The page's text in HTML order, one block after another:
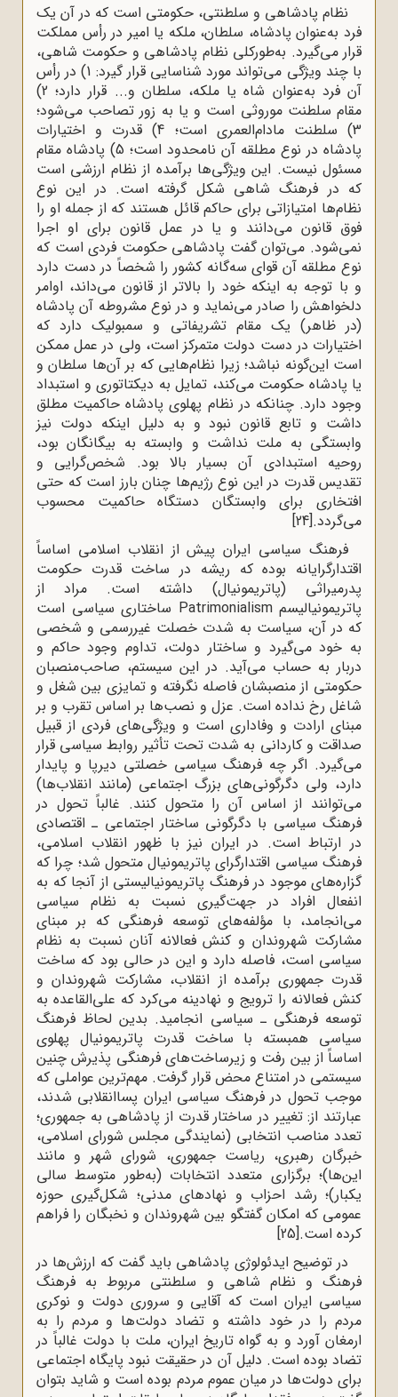
نظام پادشاهی و سلطنتی، حکومتی است که در آن یک
فرد به‌عنوان پادشاه، سلطان، ملکه یا امیر در رأس مملکت
قرار می‌گیرد. به‌طورکلی نظام پادشاهی و حکومت شاهی،
با چند ویژگی می‌تواند مورد شناسایی قرار گیرد: 1) در رأس
آن فرد به‌عنوان شاه یا ملکه، سلطان و... قرار دارد؛ 2)
مقام سلطنت موروثی است و یا به زور تصاحب می‌شود؛
3) سلطنت مادام‌العمری است؛ 4) قدرت و اختیارات
پادشاه در نوع مطلقه آن نامحدود است؛ 5) پادشاه مقام
مسئول نیست. این ویژگی‌ها برآمده از نظام ارزشی است
که در فرهنگ شاهی شکل گرفته است. در این نوع
نظام‌ها امتیازاتی برای حاکم قائل هستند که از جمله او را
فوق قانون می‌دانند و یا در عمل قانون برای او اجرا
نمی‌شود. می‌توان گفت پادشاهی حکومت فردی است که
نوع مطلقه آن قوای سه‌گانه کشور را شخصاً در دست دارد
و با توجه به اینکه خود را بالاتر از قانون می‌داند، اوامر
دلخواهش را صادر می‌نماید و در نوع مشروطه آن پادشاه
(در ظاهر) یک مقام تشریفاتی و سمبولیک دارد که
اختیارات در دست دولت متمرکز است، ولی در عمل ممکن
است این‌گونه نباشد؛ زیرا نظام‌هایی که بر آن‌ها سلطان و
یا پادشاه حکومت می‌کند، تمایل به دیکتاتوری و استبداد
وجود دارد. چنانکه در نظام پهلوی پادشاه حاکمیت مطلق
داشت و تابع قانون نبود و به دلیل اینکه دولت نیز
وابستگی به ملت نداشت و وابسته به بیگانگان بود،
روحیه استبدادی آن بسیار بالا بود. شخص‌گرایی و
تقدیس قدرت در این نوع رژیم‌ها چنان بارز است که حتی
افتخاری برای وابستگان دستگاه حاکمیت محسوب
می‌گردد.[24]
فرهنگ سیاسی ایران پیش از انقلاب اسلامی اساساً
اقتدارگرایانه بوده که ریشه در ساخت قدرت حکومت
پدرمیراثی (پاتریمونیال) داشته است. مراد از
پاتریمونیالیسم Patrimonialism ساختاری سیاسی است
که در آن، سیاست به شدت خصلت غیررسمی و شخصی
به خود می‌گیرد و ساختار دولت، تداوم وجود حاکم و
دربار به حساب می‌آید. در این سیستم، صاحب‌منصبان
حکومتی از منصبشان فاصله نگرفته و تمایزی بین شغل و
شاغل رخ نداده است. عزل و نصب‌ها بر اساس تقرب و بر
مبنای ارادت و وفاداری است و ویژگی‌های فردی از قبیل
صداقت و کاردانی به شدت تحت ‌تأثیر روابط سیاسی قرار
می‌گیرد. اگر چه فرهنگ سیاسی خصلتی دیرپا و پایدار
دارد، ولی دگرگونی‌های بزرگ اجتماعی (مانند انقلاب‌ها)
می‌توانند از اساس آن را متحول کنند. غالباً تحول در
فرهنگ سیاسی با دگرگونی ساختار اجتماعی ـ اقتصادی
در ارتباط است. در ایران نیز با ظهور انقلاب اسلامی،
فرهنگ سیاسی اقتدارگرای پاتریمونیال متحول شد؛ چرا که
گزاره‌های موجود در فرهنگ پاتریمونیالیستی از آنجا که به
انفعال افراد در جهت‌گیری نسبت به نظام سیاسی
می‌انجامد، با مؤلفه‌های توسعه فرهنگی که بر مبنای
مشارکت شهروندان و کنش فعالانه آنان نسبت به نظام
سیاسی است، فاصله دارد و این در حالی بود که ساخت
قدرت جمهوری برآمده از انقلاب، مشارکت شهروندان و
کنش فعالانه را ترویج و نهادینه می‌کرد که علی‌القاعده به
توسعه فرهنگی ـ سیاسی انجامید. بدین لحاظ فرهنگ
سیاسی همبسته با ساخت قدرت پاتریمونیال پهلوی
اساساً از بین رفت و زیرساخت‌های فرهنگی پذیرش چنین
سیستمی در امتناع محض قرار گرفت. مهم‌ترین عواملی که
موجب تحول در فرهنگ سیاسی ایران پساانقلابی شدند،
عبارتند از: تغییر در ساختار قدرت از پادشاهی به جمهوری؛
تعدد مناصب انتخابی (نمایندگی مجلس شورای اسلامی،
خبرگان رهبری، ریاست جمهوری، شورای شهر و مانند
این‌ها)؛ برگزاری متعدد انتخابات (به‌طور متوسط سالی
یکبار)؛ رشد احزاب و نهادهای مدنی؛ شکل‌گیری حوزه
عمومی که امکان گفتگو بین شهروندان و نخبگان را فراهم
کرده است.[25]
در توضیح ایدئولوژی پادشاهی باید گفت که ارزش‌ها در
فرهنگ و نظام شاهی و سلطنتی مربوط به فرهنگ
سیاسی ایران است که آقایی و سروری دولت و نوکری
مردم را در خود داشته و تضاد دولت‌ها و مردم را به
ارمغان آورد و به گواه تاریخ ایران، ملت با دولت غالباً در
تضاد بوده است. دلیل آن در حقیقت نبود پایگاه اجتماعی
برای دولت‌ها در میان عموم مردم بوده است و شاید بتوان